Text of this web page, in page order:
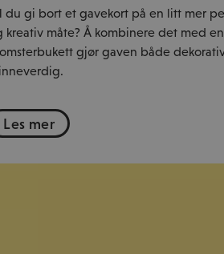
du gi bort et gavekort på en litt mer
kreativ måte? Å kombinere det med
gjør gaven både
Les mer